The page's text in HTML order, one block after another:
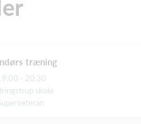
træning
- 20:30
skole